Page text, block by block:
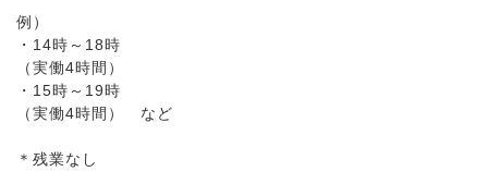
例）
・14時～18時
（実働4時間）
・15時～19時
（実働4時間） など
＊残業なし